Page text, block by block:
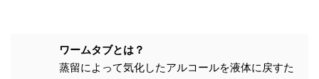
ワームタブとは？
蒸留によって気化したアルコールを液体に戻すた